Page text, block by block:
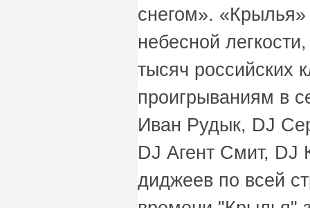
снегом».
небесной
тысяч российских
проигрываниям в
Иван Рудык, DJ
DJ Агент Смит, DJ
диджеев по всей